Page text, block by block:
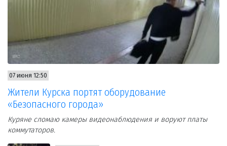
07 июня 12:50
Жители Курска портят оборудование
«Безопасного города»
Куряне сломаю камеры видеонаблюдения и воруют платы
коммутаторов.